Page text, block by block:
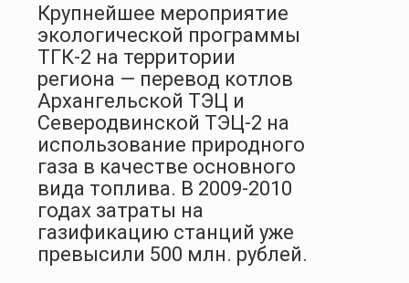
Крупнейшее мероприятие
экологической программы
ТГК-2 на территории
региона — перевод котлов
Архангельской ТЭЦ и
Северодвинской ТЭЦ-2 на
использование природного
газа в качестве основного
вида топлива. В 2009-2010
годах затраты на
газификацию станций уже
превысили 500 млн. рублей.